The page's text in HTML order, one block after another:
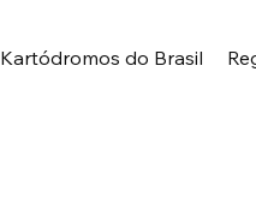
Kartódromos do Brasil